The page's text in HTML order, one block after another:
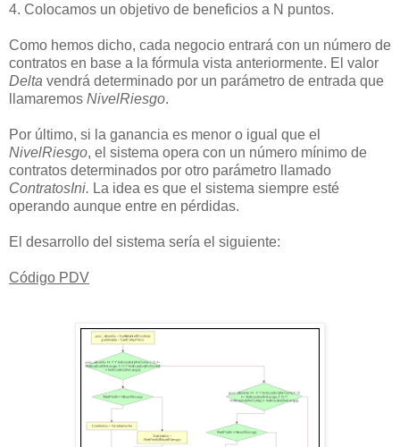
4. Colocamos un objetivo de beneficios a N puntos.
Como hemos dicho, cada negocio entrará con un número de
contratos en base a la fórmula vista anteriormente. El valor
Delta vendrá determinado por un parámetro de entrada que
llamaremos NivelRiesgo.
Por último, si la ganancia es menor o igual que el
NivelRiesgo, el sistema opera con un número mínimo de
contratos determinados por otro parámetro llamado
ContratosIni. La idea es que el sistema siempre esté
operando aunque entre en pérdidas.
El desarrollo del sistema sería el siguiente:
Código PDV